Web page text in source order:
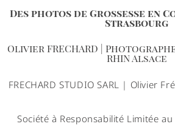
Des photos de Grossesse en
Strasbourg
Olivier FRECHARD |
RHIN Alsace
FRECHARD STUDIO SARL | Olivier
Société à Responsabilité Limitée